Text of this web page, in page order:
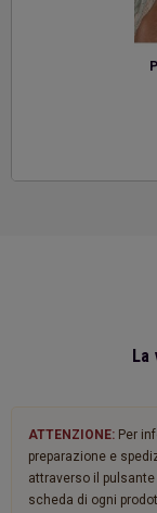
La
ATTENZIONE: Per
preparazione e
attraverso il pulsante
scheda di ogni